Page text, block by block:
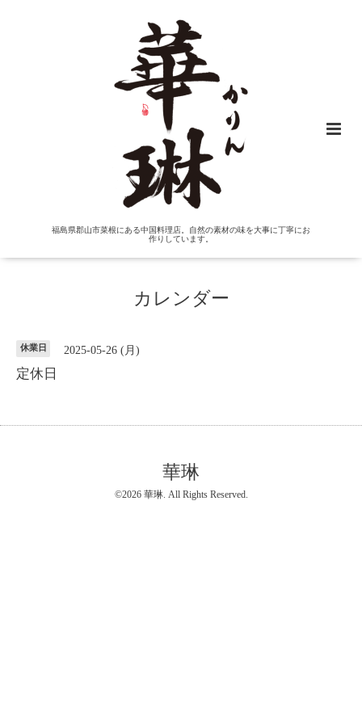
福島県郡山市菜根にある中国料理店。自然の素材の味を大事に丁寧にお
作りしています。
カレンダー
休業日 2025-05-26 (月)
定休日
華琳
©2026 華琳. All Rights Reserved.